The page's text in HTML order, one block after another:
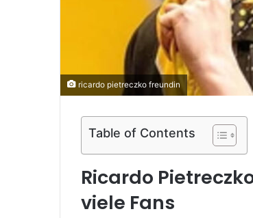
ricardo pietreczko freundin
Table of Contents
Ricardo
viele Fans